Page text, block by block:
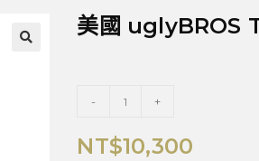
美國 uglyBROS
- +
NT$10,300